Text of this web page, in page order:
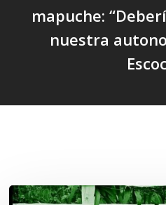
mapuche:
nuestra
Lof